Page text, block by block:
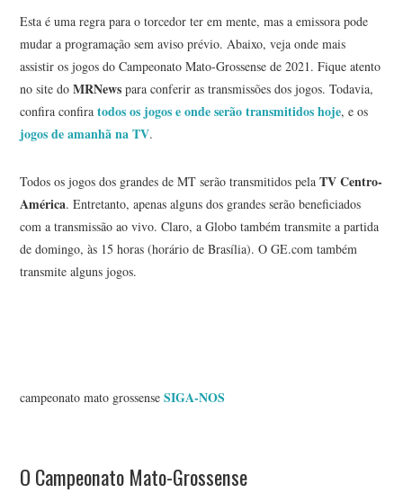
Esta é uma regra para o torcedor ter em mente, mas a emissora pode
mudar a programação sem aviso prévio. Abaixo, veja onde mais
assistir os jogos do Campeonato Mato-Grossense de 2021.Fique atento
no site doMRNews para conferir as transmissões dos jogos. Todavia,
confira confiratodos os jogos e onde serão transmitidos hoje, e os
jogos de amanhã na TV.
Todos os jogos dos grandes de MT serão transmitidos pela TV Centro-
América. Entretanto, apenas alguns dos grandes serão beneficiados
com a transmissão ao vivo. Claro, a Globo também transmite a partida
de domingo, às 15 horas (horário de Brasília). O GE.com também
transmite alguns jogos.
campeonato mato grossenseSIGA-NOS
O Campeonato Mato-Grossense